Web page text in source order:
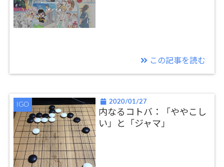
この記事を読む
IGO 2020/01/27
内なるコトバ：「ややこし
い」と「ジャマ」